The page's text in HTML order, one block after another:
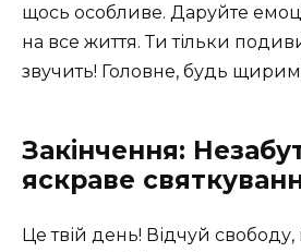
щось особливе. Даруйте
на все життя. Ти тільки
звучить! Головне, будь
Закінчення:
яскраве
Це твій день! Відчуй